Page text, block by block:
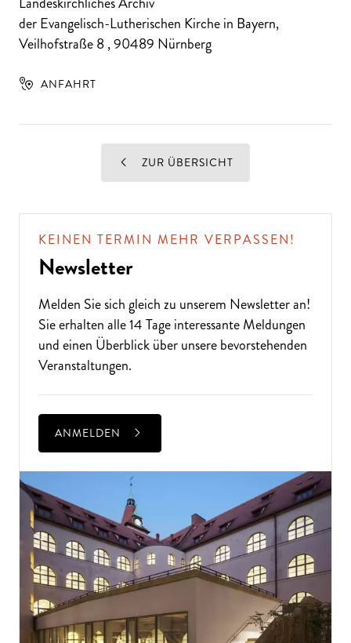
der Evangelisch-Lutherischen Kirche in Bayern,
Veilhofstraße 8,90489 Nürnberg
ANFAHRT
ZUR ÜBERSICHT
KEINEN TERMIN MEHR VERPASSEN!
Newsletter
Melden Sie sich gleich zu unserem Newsletteran!
Sie erhalten alle 14 Tage interessante Meldungen
und einen Überblick über unsere bevorstehenden
Veranstaltungen.
ANMELDEN